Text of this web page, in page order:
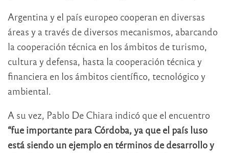
Argentina y el país europeo cooperan en diversas
áreas y a través de diversos mecanismos, abarcando
la cooperación técnica en los ámbitos de turismo,
cultura y defensa, hasta la cooperación técnica y
financiera en los ámbitos científico, tecnológico y
ambiental.
A su vez, Pablo De Chiara indicó que el encuentro
“fue importante para Córdoba, ya que el país luso
está siendo un ejemplo en términos de desarrollo y